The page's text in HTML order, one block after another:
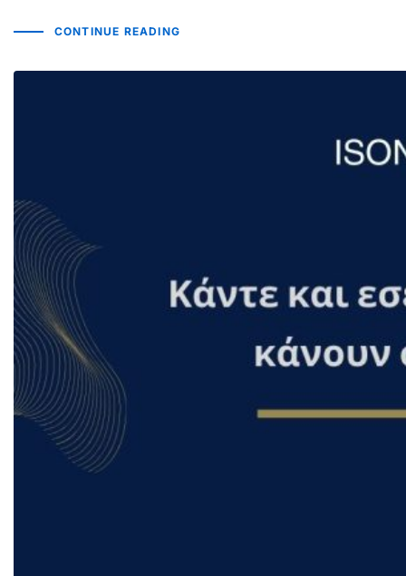
CONTINUE READING